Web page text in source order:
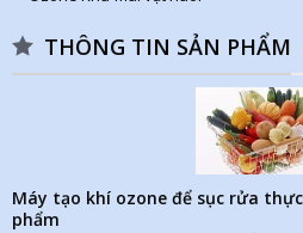
THÔNG TIN SẢN PHẨM
Máy tạo khí ozone để sục rửa
phẩm